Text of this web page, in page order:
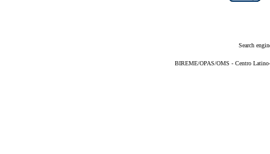
Search
BIREME/OPAS/OMS - Centro Latino-